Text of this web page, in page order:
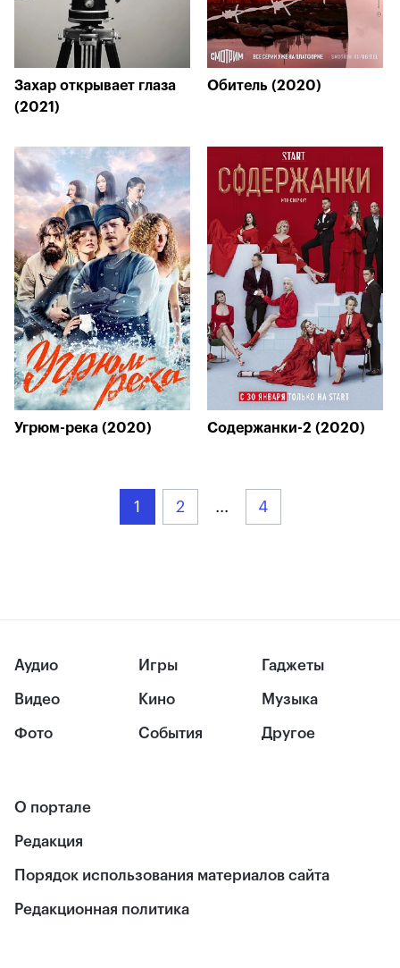
Захар открывает глаза
(2021)
Обитель (2020)
Угрюм-река (2020) Содержанки-2 (2020)
1 2 ... 4
Аудио
Видео
Фото
Игры
Кино
События
Гаджеты
Музыка
Другое
О портале
Редакция
Порядок использования материалов сайта
Редакционная политика